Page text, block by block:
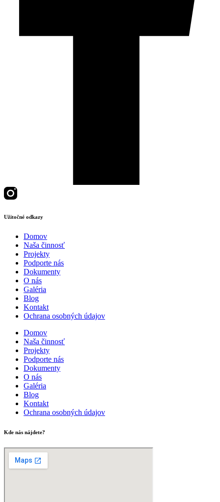
Užitočné odkazy
Domov
Naša činnosť
Projekty
Podporte nás
Dokumenty
O nás
Galéria
Blog
Kontakt
Ochrana osobných údajov
Domov
Naša činnosť
Projekty
Podporte nás
Dokumenty
O nás
Galéria
Blog
Kontakt
Ochrana osobných údajov
Kde nás nájdete?